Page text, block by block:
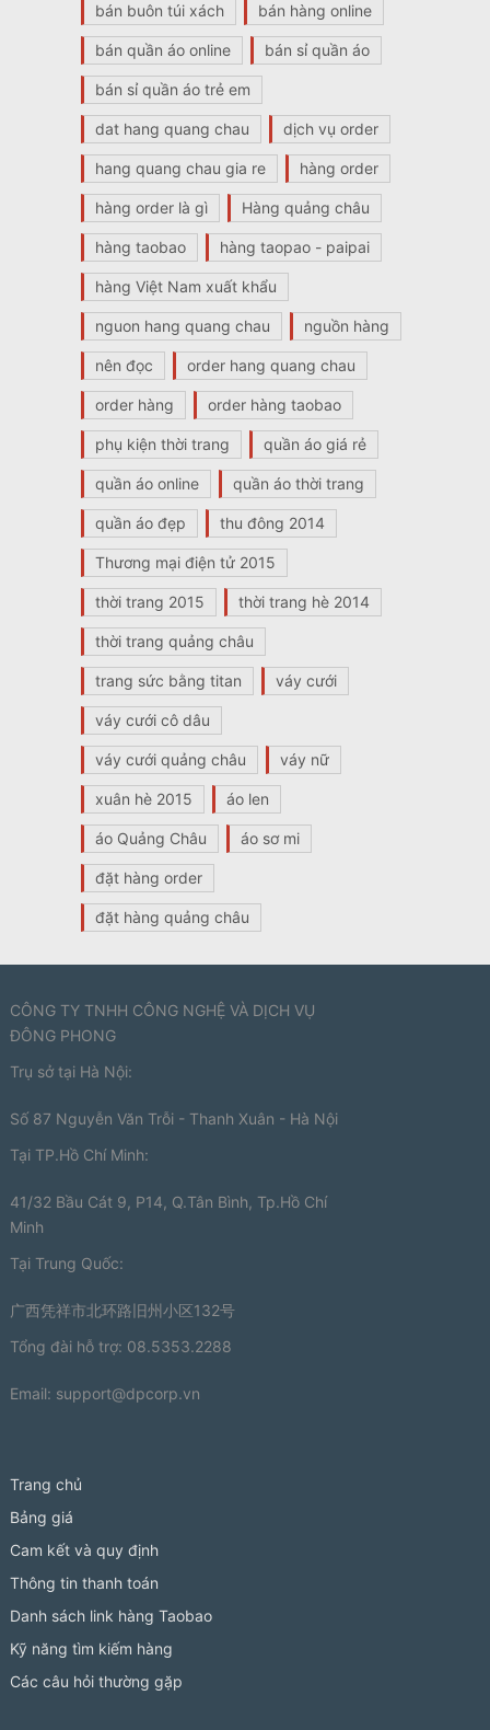
bán buôn túi xách bán hàng online
bán quần áo online bán sỉ quần áo
bán sỉ quần áo trẻ em
dat hang quang chau dịch vụ order
hang quang chau gia re hàng order
hàng order là gì Hàng quảng châu
hàng taobao hàng taopao - paipai
hàng Việt Nam xuất khẩu
nguon hang quang chau nguồn hàng
nên đọc order hang quang chau
order hàng order hàng taobao
phụ kiện thời trang quần áo giá rẻ
quần áo online quần áo thời trang
quần áo đẹp thu đông 2014
Thương mại điện tử 2015
thời trang 2015 thời trang hè 2014
thời trang quảng châu
trang sức bằng titan váy cưới
váy cưới cô dâu
váy cưới quảng châu váy nữ
xuân hè 2015 áo len
áo Quảng Châu áo sơ mi
đặt hàng order
đặt hàng quảng châu
CÔNG TY TNHH CÔNG NGHỆ VÀ DỊCH VỤ
ĐÔNG PHONG
Trụ sở tại Hà Nội:
Số 87 Nguyễn Văn Trỗi - Thanh Xuân - Hà Nội
Tại TP.Hồ Chí Minh:
41/32 Bầu Cát 9, P14, Q.Tân Bình, Tp.Hồ Chí
Minh
Tại Trung Quốc:
广西凭祥市北环路旧州小区132号
Tổng đài hỗ trợ: 08.5353.2288
Email: support@dpcorp.vn
Trang chủ
Bảng giá
Cam kết và quy định
Thông tin thanh toán
Danh sách link hàng Taobao
Kỹ năng tìm kiếm hàng
Các câu hỏi thường gặp